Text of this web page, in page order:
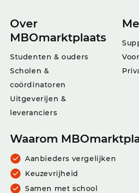
Over
MBOmarktplaats
Studenten & ouders
Scholen &
coördinatoren
Uitgeverijen &
leveranciers
Waarom
Aanbieders vergelijken
Keuzevrijheid
Samen met school